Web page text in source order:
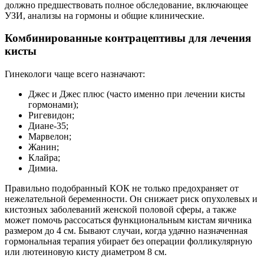
должно предшествовать полное обследование, включающее
УЗИ, анализы на гормоны и общие клинические.
Комбинированные контрацептивы для лечения
кисты
Гинекологи чаще всего назначают:
Джес и Джес плюс (часто именно при лечении кисты
гормонами);
Ригевидон;
Диане-35;
Марвелон;
Жанин;
Клайра;
Димиа.
Правильно подобранный КОК не только предохраняет от
нежелательной беременности. Он снижает риск опухолевых и
кистозных заболеваний женской половой сферы, а также
может помочь рассосаться функциональным кистам яичника
размером до 4 см. Бывают случаи, когда удачно назначенная
гормональная терапия убирает без операции фолликулярную
или лютеиновую кисту диаметром 8 см.